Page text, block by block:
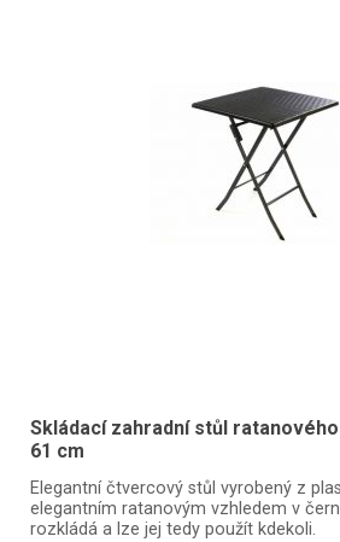
Skládací zahradní stůl
61 cm
Elegantní čtvercový stůl vyrobený z
elegantním ratanovým vzhledem v
rozkládá a lze jej tedy použít kdekoli.